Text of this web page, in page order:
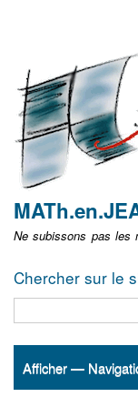
non
identifié
Ne subissons pas les
Chercher sur le
Navigation
Afficher —